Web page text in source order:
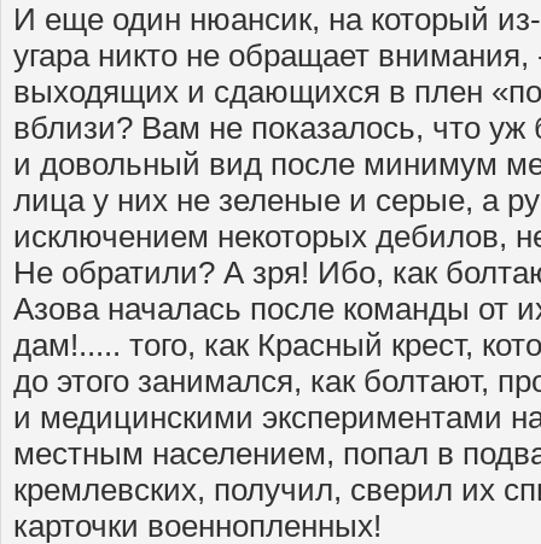
И еще один нюансик, на который из-
угара никто не обращает
выходящих и сдающихся в плен
вблизи? Вам не показалось, что
и довольный вид после минимум
лица у них не зеленые и серые, а
исключением некоторых дебилов,
Не обратили? А зря! Ибо, как
Азова началась после команды от
дам!..... того, как Красный крест,
до этого занимался, как болтают,
и медицинскими экспериментами
местным населением, попал в
кремлевских, получил, сверил их
карточки военнопленных!